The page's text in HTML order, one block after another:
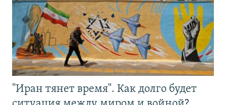
"Иран тянет время". Как долго будет